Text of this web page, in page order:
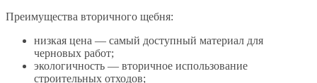
Преимущества вторичного щебня:
низкая цена — самый доступный материал для
черновых работ;
экологичность — вторичное использование
строительных отходов;